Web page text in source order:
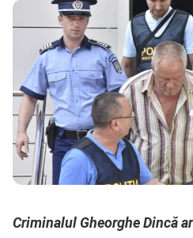
Criminalul Gheorghe Dincă